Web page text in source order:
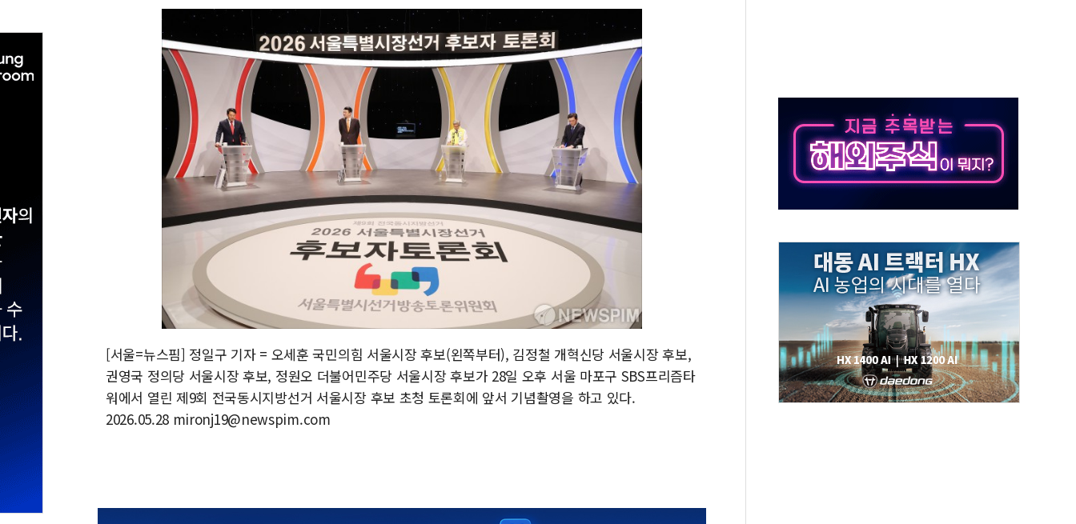
정재헌 CEO, SKT 장기고객 400명 맞이…"마음 잇는 시간 되길"
최태원, 노소영에 9440억 지급 확정되나…재상고 앞두고 막판 셈법
하나금융, 명동 소상공인에 '행복상자' 전달
인천시 광복절 현수막 '태극기 거꾸로' 논란…이틀만에 철거
병무청, 보충역 전면 손질… 예술·체육요원 최대 33% 감축
홈플러스發 대형마트 판매, 역대 최대폭 감소한 9.4%↓…유통업계 양극화 심화
윤준병·이해민 의원, '정부 특사'로 콜롬비아 대통령 취임식 참석
'호우·산사태 주의보' 울진 시간당 30mm 강한 비...호우 피해 없어
여야, 황희 '버스 하우스' 공방…野 "청년 우롱 기괴" vs 與 "송구한 해프닝"
[서울=뉴스핌] 정일구 기자 = 오세훈 국민의힘 서울시장 후보(왼쪽부터), 김정철 개혁신당 서울시장 후보,
권영국 정의당 서울시장 후보, 정원오 더불어민주당 서울시장 후보가 28일 오후 서울 마포구 SBS프리즘타
워에서 열린 제9회 전국동시지방선거 서울시장 후보 초청 토론회에 앞서 기념촬영을 하고 있다.
2026.05.28 mironj19@newspim.com